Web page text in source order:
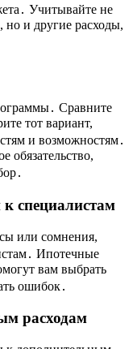
Учитывайте не
но и другие расходы,
Сравните
тот вариант,
и возможностям․
обязательство,
специалистам
или сомнения,
Ипотечные
вам выбрать
ошибок․
расходам